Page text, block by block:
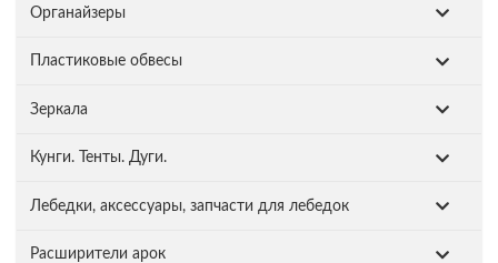
Органайзеры
Пластиковые обвесы
Зеркала
Кунги. Тенты. Дуги.
Лебедки, аксессуары, запчасти для лебедок
Расширители арок